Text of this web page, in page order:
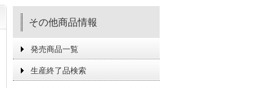
その他商品情報
発売商品一覧
生産終了品検索